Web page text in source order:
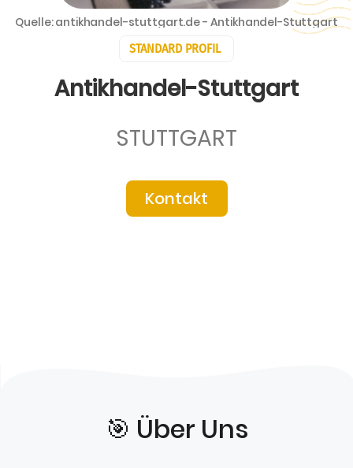
STANDARD PROFIL
Antikhandel-Stuttgart
STUTTGART
Kontakt
Quelle: antikhandel-stuttgart.de - Antikhandel-Stuttgart
🎯️ Über Uns